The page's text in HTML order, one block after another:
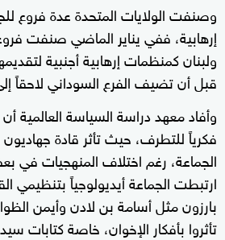
وصنفت الولايات المتحدة عدة فروع
إرهابية، ففي يناير الماضي صنفت
ولبنان كمنظمات إرهابية أجنبية
قبل أن تضيف الفرع السوداني لاحقاً
وأفاد معهد دراسة السياسة العالمية
فكرياً للتطرف، حيث تأثر قادة جهاديون
الجماعة، رغم اختلاف المنهجيات في
ارتبطت الجماعة أيديولوجياً بتنظيمي
بارزون مثل أسامة بن لادن وأيمن
تأثروا بأفكار الإخوان، خاصة كتابات